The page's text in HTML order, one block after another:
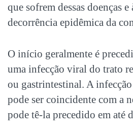
que sofrem dessas doenças e
decorrência epidêmica da
O início geralmente é
uma infecção viral do trato
ou gastrintestinal. A
pode ser coincidente com a
pode tê-la precedido em até